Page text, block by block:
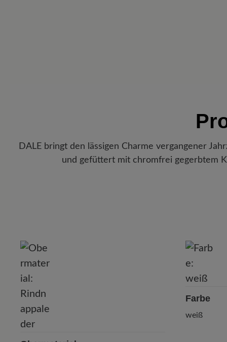
DALE bringt den lässigen Charme vergangener
und gefüttert mit chromfrei gegerbtem
Farbe
weiß